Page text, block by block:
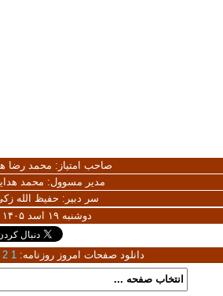
صاحب امتیاز: محمد رضا
مدیر مسوول: محمد
سر دبیر: حفیظ الله
دوشنبه ۱۹ اسد ۱۴۰۵
دانلود صفحات امروز روزنامه: 1
2